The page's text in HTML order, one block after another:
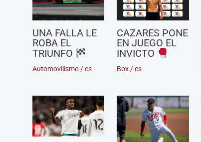
UNA FALLA LE
ROBA EL
TRIUNFO
Automovilismo/es
CAZARES PONE
EN JUEGO EL
INVICTO
Box /es